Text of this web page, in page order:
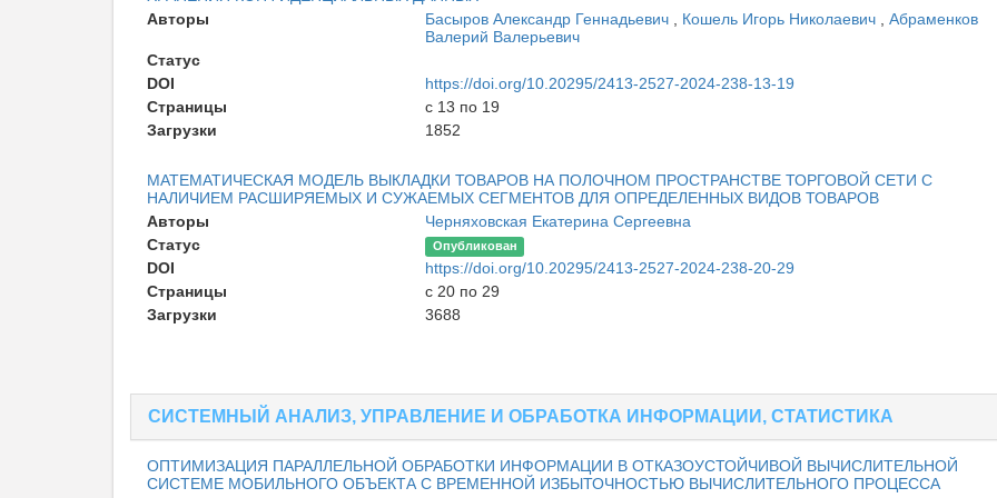
Авторы
Басыров Александр Геннадьевич , Кошель Игорь Николаевич , Абраменков
Валерий Валерьевич
Статус
DOI
https://doi.org/10.20295/2413-2527-2024-238-13-19
Страницы
с 13 по 19
Загрузки
1852
МАТЕМАТИЧЕСКАЯ МОДЕЛЬ ВЫКЛАДКИ ТОВАРОВ НА ПОЛОЧНОМ ПРОСТРАНСТВЕ ТОРГОВОЙ СЕТИ С
НАЛИЧИЕМ РАСШИРЯЕМЫХ И СУЖАЕМЫХ СЕГМЕНТОВ ДЛЯ ОПРЕДЕЛЕННЫХ ВИДОВ ТОВАРОВ
Авторы
Черняховская Екатерина Сергеевна
Статус
Опубликован
DOI
https://doi.org/10.20295/2413-2527-2024-238-20-29
Страницы
с 20 по 29
Загрузки
3688
СИСТЕМНЫЙ АНАЛИЗ, УПРАВЛЕНИЕ И ОБРАБОТКА ИНФОРМАЦИИ, СТАТИСТИКА
ОПТИМИЗАЦИЯ ПАРАЛЛЕЛЬНОЙ ОБРАБОТКИ ИНФОРМАЦИИ В ОТКАЗОУСТОЙЧИВОЙ ВЫЧИСЛИТЕЛЬНОЙ
СИСТЕМЕ МОБИЛЬНОГО ОБЪЕКТА С ВРЕМЕННОЙ ИЗБЫТОЧНОСТЬЮ ВЫЧИСЛИТЕЛЬНОГО ПРОЦЕССА